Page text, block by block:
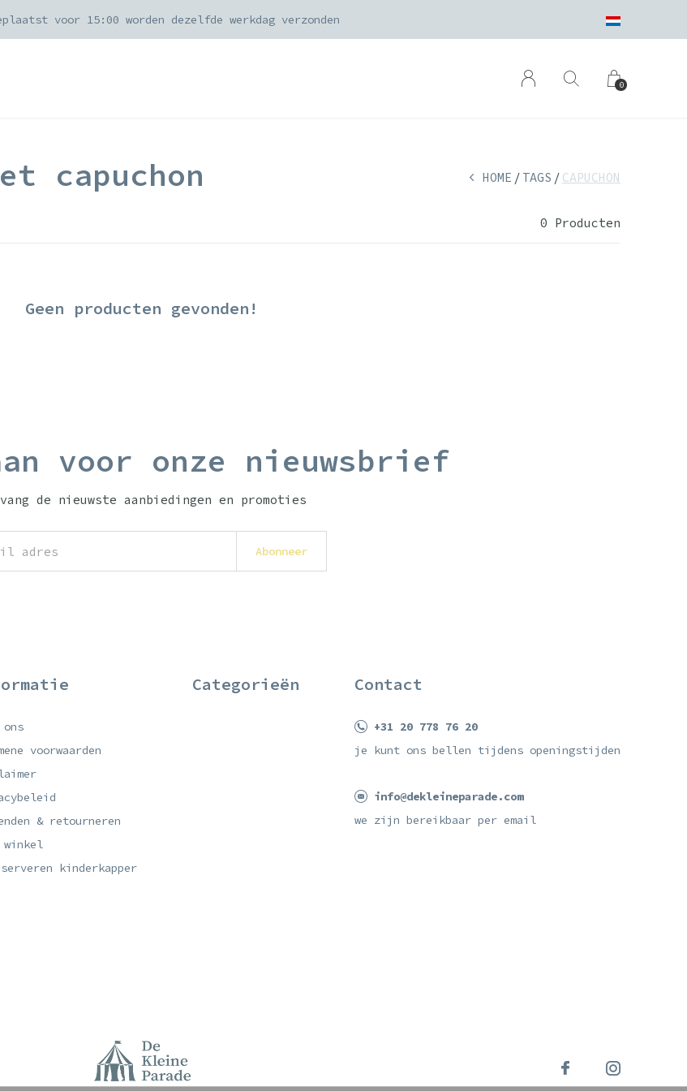
0
voor 15:00 worden dezelfde werkdag verzonden
capuchon HOME TAGS CAPUCHON
0 Producten
Geen producten gevonden!
voor onze nieuwsbrief
de nieuwste aanbiedingen en promoties
Abonneer
ons
voorwaarden
& retourneren
winkel
kinderkapper
Categorieën Contact
+31 20 778 76 20
je kunt ons bellen tijdens openingstijden
info@dekleineparade.com
we zijn bereikbaar per email